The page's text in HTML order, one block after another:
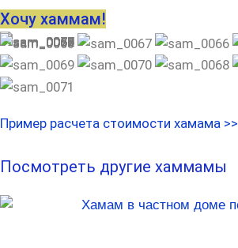
Хочу хаммам!
Пример расчета стоимости хамама >>
Посмотреть другие хаммамы